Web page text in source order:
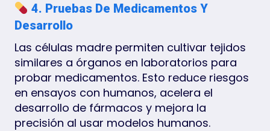
4. Pruebas De Medicamentos Y
Desarrollo
Las células madre permiten cultivar tejidos
similares a órganos en laboratorios para
probar medicamentos. Esto reduce riesgos
en ensayos con humanos, acelera el
desarrollo de fármacos y mejora la
precisión al usar modelos humanos.